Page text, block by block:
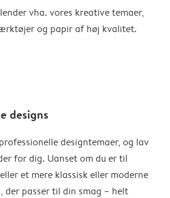
vha. vores kreative temaer,
og papir af høj kvalitet.
designs
designtemaer, og lav
for dig. Uanset om du er til
et mere klassisk eller moderne
der passer til din smag – helt